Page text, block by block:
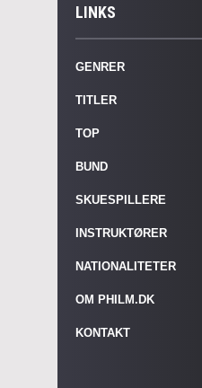
LINKS
GENRER
TITLER
TOP
BUND
SKUESPILLERE
INSTRUKTØRER
NATIONALITETER
OM PHILM.DK
KONTAKT